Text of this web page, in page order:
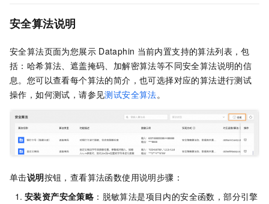
安全算法说明
安全算法页面为您展示 Dataphin 当前内置支持的算法列表，包
括：哈希算法、遮盖掩码、加解密算法等不同安全算法说明的信
息。您可以查看每个算法的简介，也可选择对应的算法进行测试
操作，如何测试，请参见测试安全算法。
单击说明按钮，查看算法函数使用说明步骤：
安装资产安全策略 ：脱敏算法是项目内的安全函数，部分引擎